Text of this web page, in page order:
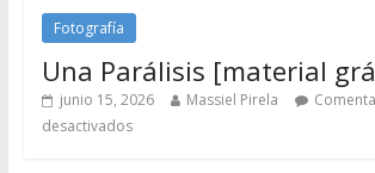
Fotografía
Una Parálisis [material
junio 15, 2026 Massiel Pirela
desactivados